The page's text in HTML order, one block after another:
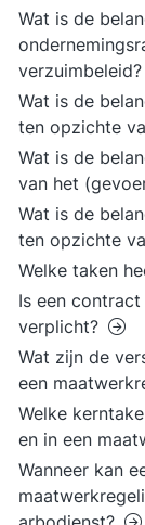
Wat is de
verzuimbeleid?
Wat is de
ten opzichte
Wat is de
van het
Wat is de
ten opzichte
Welke taken
Is een
verplicht?
Wat zijn de
een
Welke
en in een
Wanneer kan